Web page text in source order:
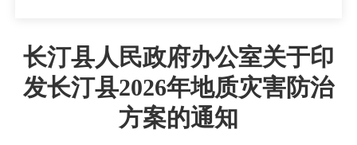
长汀县人民政府办公室关于印
发长汀县2026年地质灾害防治
方案的通知